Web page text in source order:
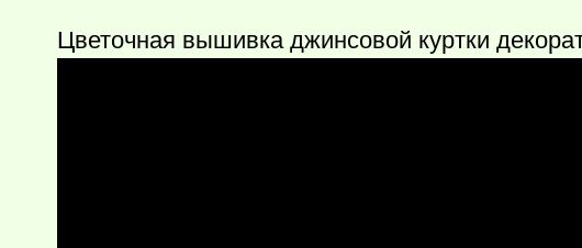
Цветочная вышивка джинсовой куртки